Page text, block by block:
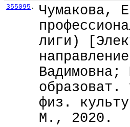
355095 .
Чумакова,
лиги)
физ.
М., 2020.